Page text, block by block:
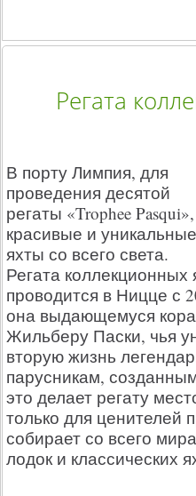
Регата
В порту Лимпия, для
проведения десятой
регаты «Trophee
красивые и
яхты со всего света.
Регата коллекционных
проводится в Ницце с
она выдающемуся
Жильберу Паски, чья
вторую жизнь
парусникам,
это делает регату
только для ценителей
собирает со всего
лодок и классических